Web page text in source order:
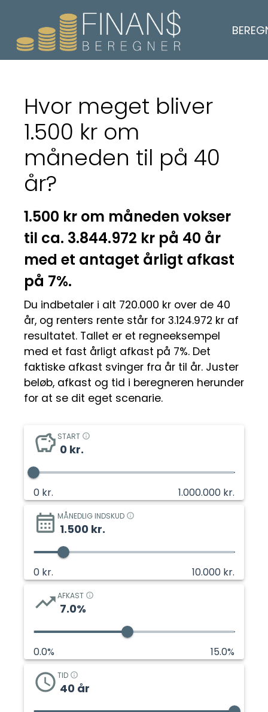
Hvor meget bliver
1.500 kr om
måneden til på 40
år?
1.500 kr om måneden vokser
til ca. 3.844.972 kr på 40 år
med et antaget årligt afkast
på 7%.
Du indbetaler i alt 720.000 kr over de 40
år, og renters rente står for 3.124.972 kr af
resultatet. Tallet er et regneeksempel
med et fast årligt afkast på 7%. Det
faktiske afkast svinger fra år til år. Juster
beløb, afkast og tid i beregneren herunder
for at se dit eget scenarie.
START
0 kr.
0 kr. 1.000.000 kr.
MÅNEDLIG INDSKUD
1.500 kr.
0 kr. 10.000 kr.
AFKAST
7.0%
0.0% 15.0%
TID
40 år